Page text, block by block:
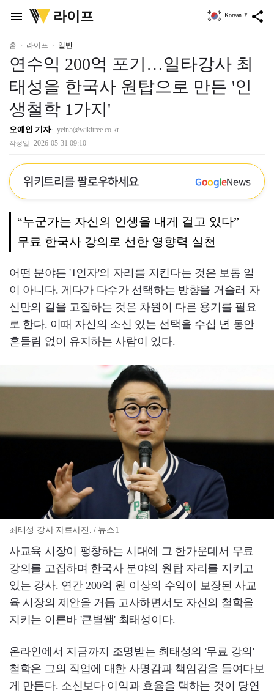
menu
위
키
리
라이프 share
Korean ▼
홈 라이프 일반
연수익 200억 포기…일타강사 최
태성을 한국사 원탑으로 만든 '인
생철학 1가지'
오예인 기자 yein5@wikitree.co.kr
작성일 2026-05-31 09:10
위키트리를 팔로우하세요 GoogleNews
“누군가는 자신의 인생을 내게 걸고 있다”
무료 한국사 강의로 선한 영향력 실천
어떤 분야든 '1인자'의 자리를 지킨다는 것은 보통 일
이 아니다. 게다가 다수가 선택하는 방향을 거슬러 자
신만의 길을 고집하는 것은 차원이 다른 용기를 필요
로 한다. 이때 자신의 소신 있는 선택을 수십 년 동안
흔들림 없이 유지하는 사람이 있다.
최태성 강사 자료사진. / 뉴스1
사교육 시장이 팽창하는 시대에 그 한가운데서 무료
강의를 고집하며 한국사 분야의 원탑 자리를 지키고
있는 강사. 연간 200억 원 이상의 수익이 보장된 사교
육 시장의 제안을 거듭 고사하면서도 자신의 철학을
지키는 이른바 '큰별쌤' 최태성이다.
온라인에서 지금까지 조명받는 최태성의 '무료 강의'
철학은 그의 직업에 대한 사명감과 책임감을 들여다보
게 만든다. 소신보다 이익과 효율을 택하는 것이 당연